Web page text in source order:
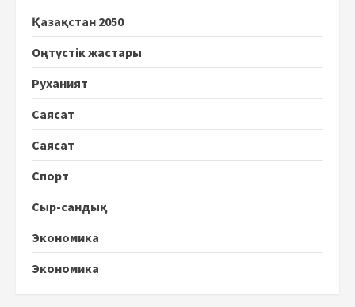
Қазақстан 2050
Оңтүстік жастары
Руханият
Саясат
Саясат
Спорт
Сыр-сандық
Экономика
Экономика